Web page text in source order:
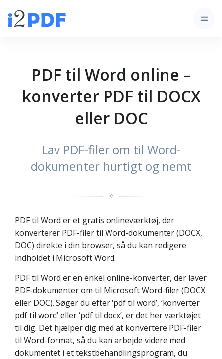
PDF til Word online –
konverter PDF til DOCX
eller DOC
Lav PDF-filer om til Word-
dokumenter hurtigt og nemt
✧
PDF til Word er et gratis onlineværktøj, der
konverterer PDF-filer til Word-dokumenter (DOCX,
DOC) direkte i din browser, så du kan redigere
indholdet i Microsoft Word.
PDF til Word er en enkel online-konverter, der laver
PDF-dokumenter om til Microsoft Word-filer (DOCX
eller DOC). Søger du efter ‘pdf til word’, ‘konverter
pdf til word’ eller ‘pdf til docx’, er det her værktøjet
til dig. Det hjælper dig med at konvertere PDF-filer
til Word-format, så du kan arbejde videre med
dokumentet i et tekstbehandlingsprogram, du